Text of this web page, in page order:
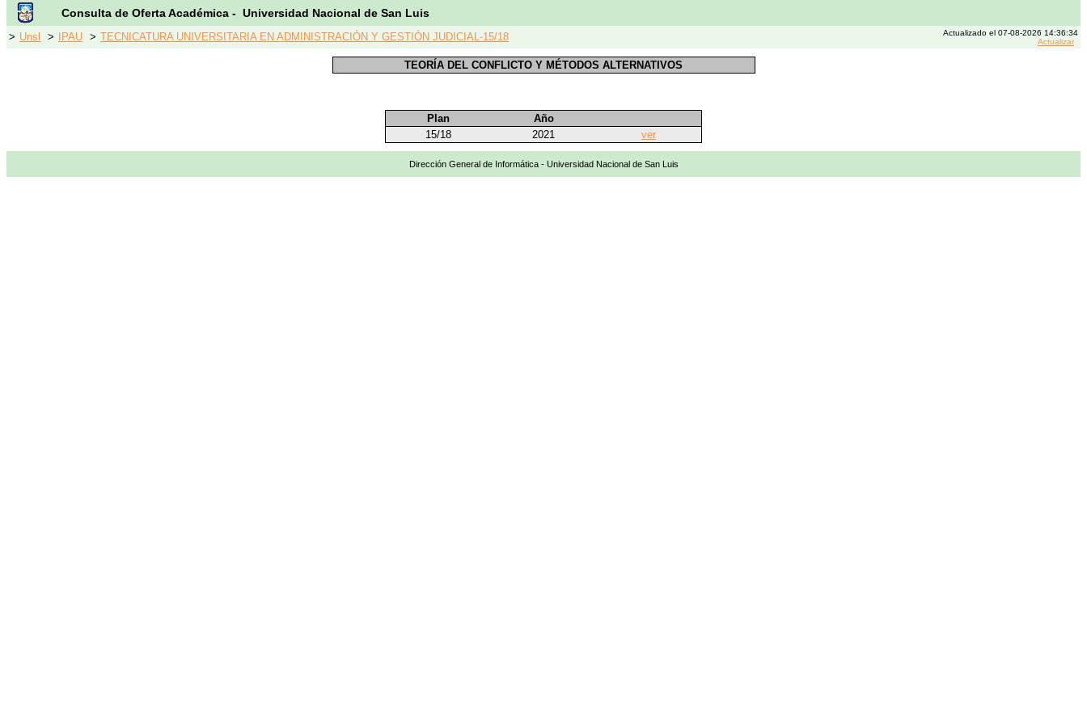
Consulta de Oferta Académica - Universidad Nacional de San Luis
> Unsl > IPAU > TECNICATURA UNIVERSITARIA EN ADMINISTRACIÓN Y GESTIÓN JUDICIAL-15/18
Actualizado el 07-08-2026 14:36:34
Actualizar
TEORÍA DEL CONFLICTO Y MÉTODOS ALTERNATIVOS
Plan
Año
15/18
2021 ver
Dirección General de Informática - Universidad Nacional de San Luis